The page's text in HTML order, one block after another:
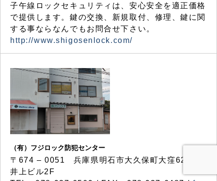
子午線ロックセキュリティは、安心安全を適正価格
で提供します。鍵の交換、新規取付、修理、鍵に関
する事ならなんでもお問合せ下さい。
http://www.shigosenlock.com/
（有）フジロック防犯センター
〒674 – 0051 兵庫県明石市大久保町大窪623-7
井上ビル2F